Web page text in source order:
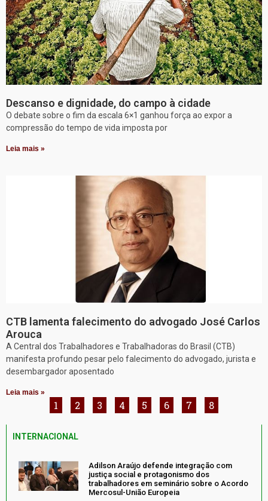
Descanso e dignidade, do campo à cidade
O debate sobre o fim da escala 6×1 ganhou força ao expor a
compressão do tempo de vida imposta por
Leia mais »
CTB lamenta falecimento do advogado José Carlos
Arouca
A Central dos Trabalhadores e Trabalhadoras do Brasil (CTB)
manifesta profundo pesar pelo falecimento do advogado, jurista e
desembargador aposentado
Leia mais »
1 2 3 4 5 6 7 8
INTERNACIONAL
Adilson Araújo defende integração com
justiça social e protagonismo dos
trabalhadores em seminário sobre o Acordo
Mercosul-União Europeia